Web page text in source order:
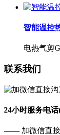
智能温控
电热气剪
联系我们
24小时服务电话
—— 加微信直接